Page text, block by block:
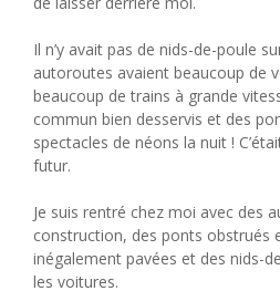
Il n’y avait pas de nids-de-poule
autoroutes avaient beaucoup de
beaucoup de trains à grande
commun bien desservis et des
spectacles de néons la nuit !
futur.
Je suis rentré chez moi avec des
construction, des ponts obstrués
inégalement pavées et des nids-
les voitures.